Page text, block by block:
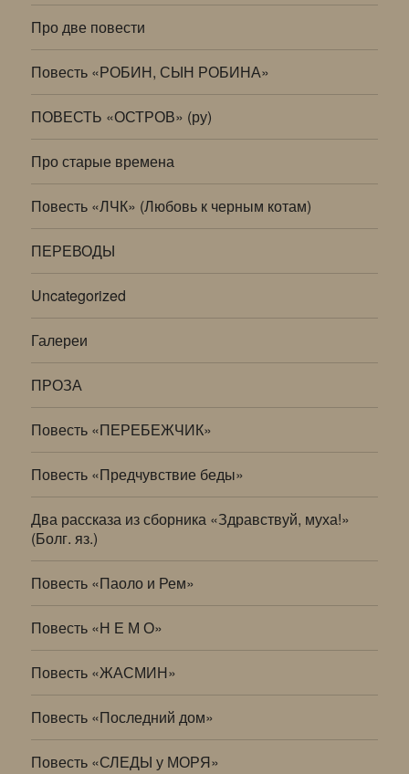
Про две повести
Повесть «РОБИН, СЫН РОБИНА»
ПОВЕСТЬ «ОСТРОВ» (ру)
Про старые времена
Повесть «ЛЧК» (Любовь к черным котам)
ПЕРЕВОДЫ
Uncategorized
Галереи
ПРОЗА
Повесть «ПЕРЕБЕЖЧИК»
Повесть «Предчувствие беды»
Два рассказа из сборника «Здравствуй, муха!»
(Болг. яз.)
Повесть «Паоло и Рем»
Повесть «Н Е М О»
Повесть «ЖАСМИН»
Повесть «Последний дом»
Повесть «СЛЕДЫ у МОРЯ»